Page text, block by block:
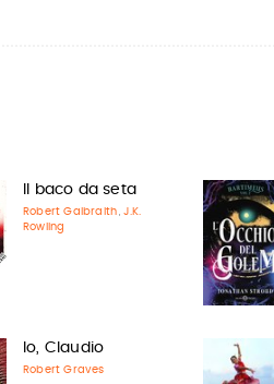
Il baco da seta
Robert Galbraith J.K.
Rowling
Io, Claudio
Robert Graves